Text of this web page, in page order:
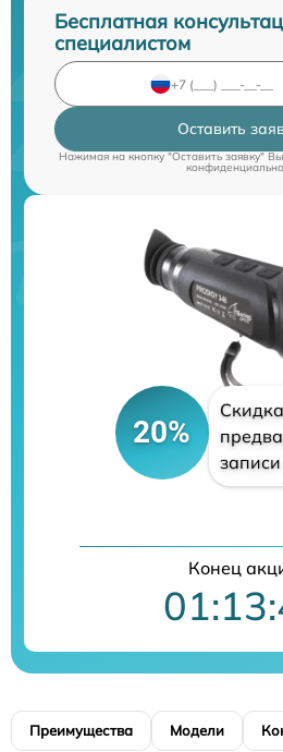
Бесплатная
специалистом
Оставить
Нажимая на кнопку "Оставить заявку"
20%
Конец
Преимущества Модели